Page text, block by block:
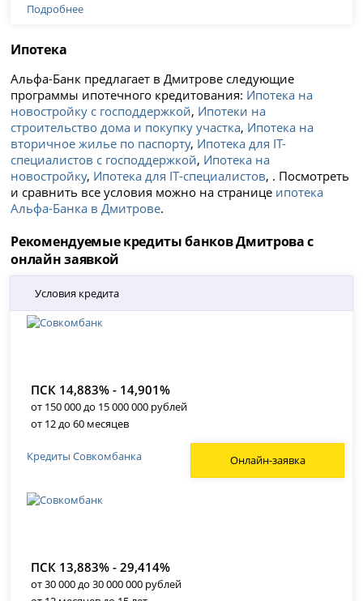
Подробнее
Ипотека
Альфа-Банк предлагает в Дмитрове следующие
программы ипотечного кредитования: Ипотека на
новостройку с господдержкой, Ипотеки на
строительство дома и покупку участка, Ипотека на
вторичное жилье по паспорту, Ипотека для IT-
специалистов с господдержкой, Ипотека на
новостройку, Ипотека для IT‑специалистов, . Посмотреть
и сравнить все условия можно на странице ипотека
Альфа-Банка в Дмитрове.
Рекомендуемые кредиты банков Дмитрова с
онлайн заявкой
Условия кредита
ПСК 14,883% - 14,901%
от 150 000 до 15 000 000 рублей
от 12 до 60 месяцев
Онлайн-заявка
Кредиты Совкомбанка
ПСК 13,883% - 29,414%
от 30 000 до 30 000 000 рублей